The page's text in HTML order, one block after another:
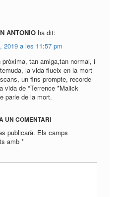
ANTONIO ha dit:
2019 a les 11:57 pm
pròxima, tan amiga,tan normal, i
la vida flueix en la mort
un fins prompte, recorde
vida de *Terrence *Malick
parle de la mort.
UN COMENTARI
publicarà. Els camps
amb *